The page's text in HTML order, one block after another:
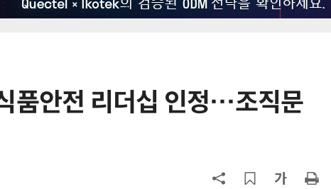
품안전 리더십 인정…조직문
6
쿠팡Inc, 상반기 영업적자 1.2조 육
크'…“내년 중순께 유출 사고 전 수준